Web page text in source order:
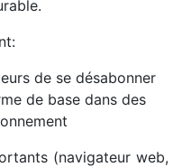
de se désabonner
de base dans des
(navigateur web,